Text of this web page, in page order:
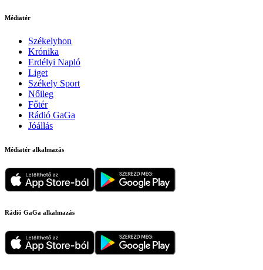
Médiatér
Székelyhon
Krónika
Erdélyi Napló
Liget
Székely Sport
Nőileg
Főtér
Rádió GaGa
Jóállás
Médiatér alkalmazás
Rádió GaGa alkalmazás